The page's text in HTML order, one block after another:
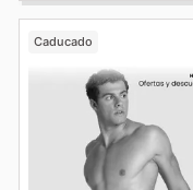
Caducado